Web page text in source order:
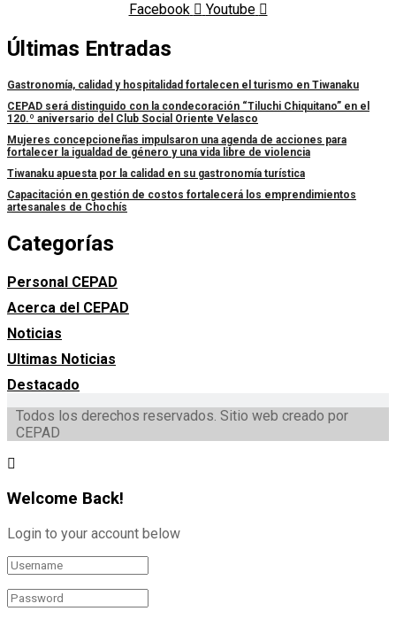
Facebook Youtube
Últimas Entradas
Gastronomía, calidad y hospitalidad fortalecen el turismo en Tiwanaku
CEPAD será distinguido con la condecoración “Tiluchi Chiquitano” en el
120.º aniversario del Club Social Oriente Velasco
Mujeres concepcioneñas impulsaron una agenda de acciones para
fortalecer la igualdad de género y una vida libre de violencia
Tiwanaku apuesta por la calidad en su gastronomía turística
Capacitación en gestión de costos fortalecerá los emprendimientos
artesanales de Chochís
Categorías
Personal CEPAD
Acerca del CEPAD
Noticias
Ultimas Noticias
Destacado
Todos los derechos reservados. Sitio web creado por
CEPAD
Welcome Back!
Login to your account below